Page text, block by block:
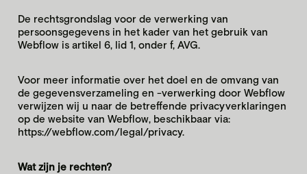
De rechtsgrondslag voor de verwerking van
persoonsgegevens in het kader van het gebruik van
Webflow is artikel 6, lid 1, onder f, AVG.
Voor meer informatie over het doel en de omvang van
de gegevensverzameling en -verwerking door Webflow
verwijzen wij u naar de betreffende privacyverklaringen
op de website van Webflow, beschikbaar via:
https://webflow.com/legal/privacy.
Wat zijn je rechten?